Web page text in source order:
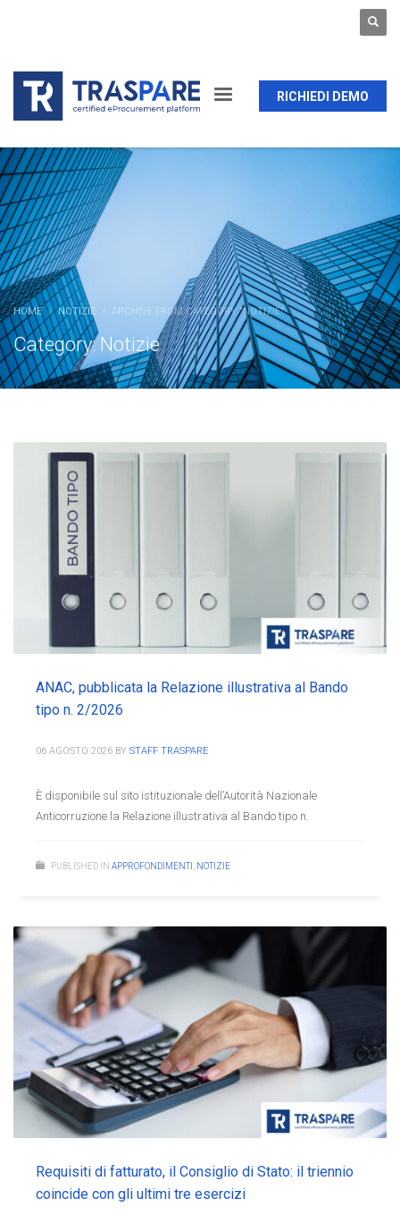
RICHIEDI DEMO
HOME NOTIZIE ARCHIVE FROM CATEGORY "NOTIZIE"
Category: Notizie
ANAC, pubblicata la Relazione illustrativa al Bando
tipo n. 2/2026
06 AGOSTO 2026 BY STAFF TRASPARE
È disponibile sul sito istituzionale dell’Autorità Nazionale
Anticorruzione la Relazione illustrativa al Bando tipo n.
PUBLISHED IN APPROFONDIMENTI NOTIZIE
Requisiti di fatturato, il Consiglio di Stato: il triennio
coincide con gli ultimi tre esercizi